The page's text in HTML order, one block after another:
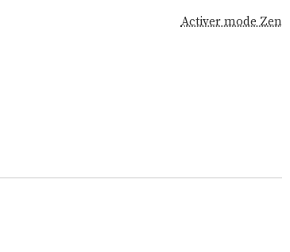
Activer mode Zen